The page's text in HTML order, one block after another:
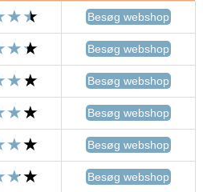
Besøg webshop
Besøg webshop
Besøg webshop
Besøg webshop
Besøg webshop
Besøg webshop